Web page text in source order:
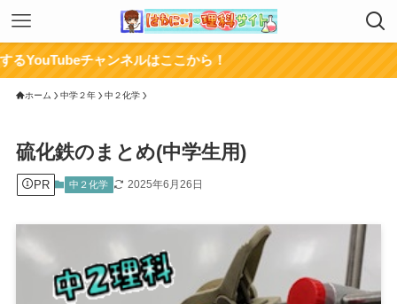
ンネルはここから！
ホーム 中学２年 中２化学
硫化鉄のまとめ(中学生用)
PR 中２化学 2025年6月26日